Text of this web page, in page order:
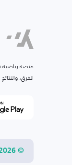
منصة رياضية
الفرق،
© 2026 YSscores. جميع الحقوق محفوظة.